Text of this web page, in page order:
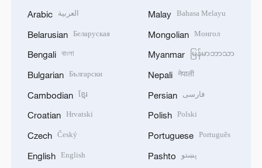
Arabic العربية
Belarusian Беларуская
Bengali বাংলা
Bulgarian Български
Cambodian ខ្មែរ
Croatian Hrvatski
Czech Český
English English
Malay Bahasa Melayu
Mongolian Монгол
Myanmar မြန်မာဘာသာ
Nepali नेपाली
Persian فارسی
Polish Polski
Portuguese Português
Pashto پښتو